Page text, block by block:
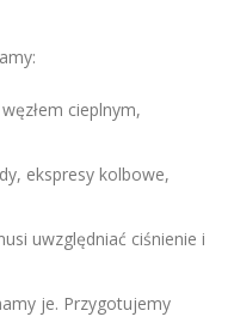
cieplnym,
ekspresy kolbowe,
uwzględniać ciśnienie i
je. Przygotujemy